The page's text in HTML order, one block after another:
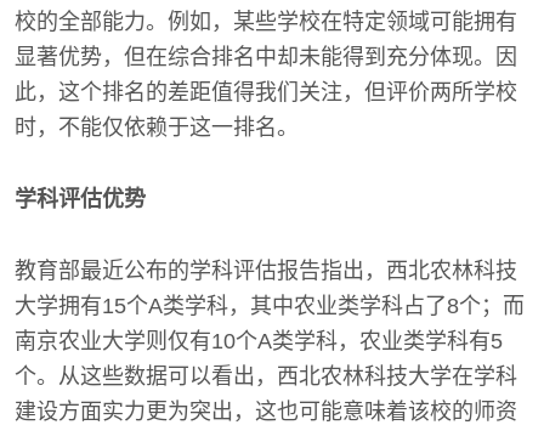
校的全部能力。例如，某些学校在特定领域可能拥有
显著优势，但在综合排名中却未能得到充分体现。因
此，这个排名的差距值得我们关注，但评价两所学校
时，不能仅依赖于这一排名。
学科评估优势
教育部最近公布的学科评估报告指出，西北农林科技
大学拥有15个A类学科，其中农业类学科占了8个；而
南京农业大学则仅有10个A类学科，农业类学科有5
个。从这些数据可以看出，西北农林科技大学在学科
建设方面实力更为突出，这也可能意味着该校的师资